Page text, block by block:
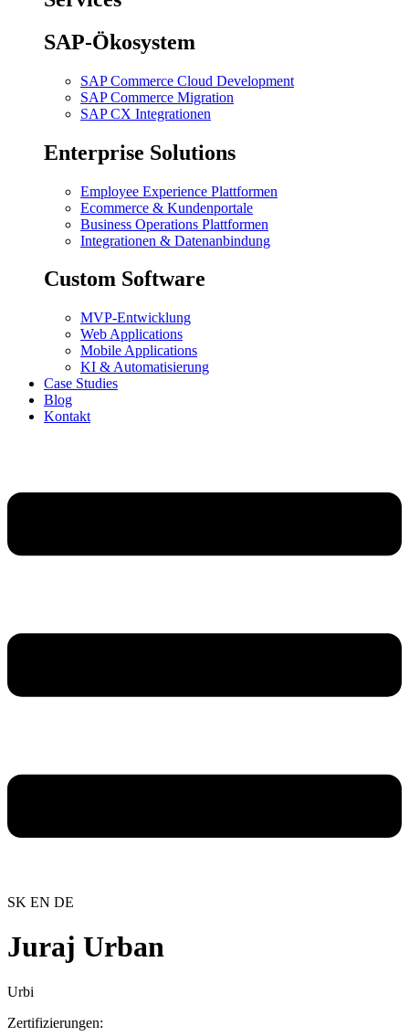
SAP-Ökosystem
SAP Commerce Cloud Development
SAP Commerce Migration
SAP CX Integrationen
Enterprise Solutions
Employee Experience Plattformen
Ecommerce & Kundenportale
Business Operations Plattformen
Integrationen & Datenanbindung
Custom Software
MVP-Entwicklung
Web Applications
Mobile Applications
KI & Automatisierung
Case Studies
Blog
Kontakt
SK EN DE
Juraj Urban
Urbi
Zertifizierungen: